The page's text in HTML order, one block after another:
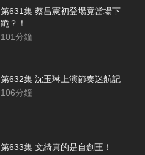
第631集 蔡昌憲初登場竟當場下
跪？！
101分鐘
第632集 沈玉琳上演節奏迷航記
106分鐘
第633集 文綺真的是自創王！